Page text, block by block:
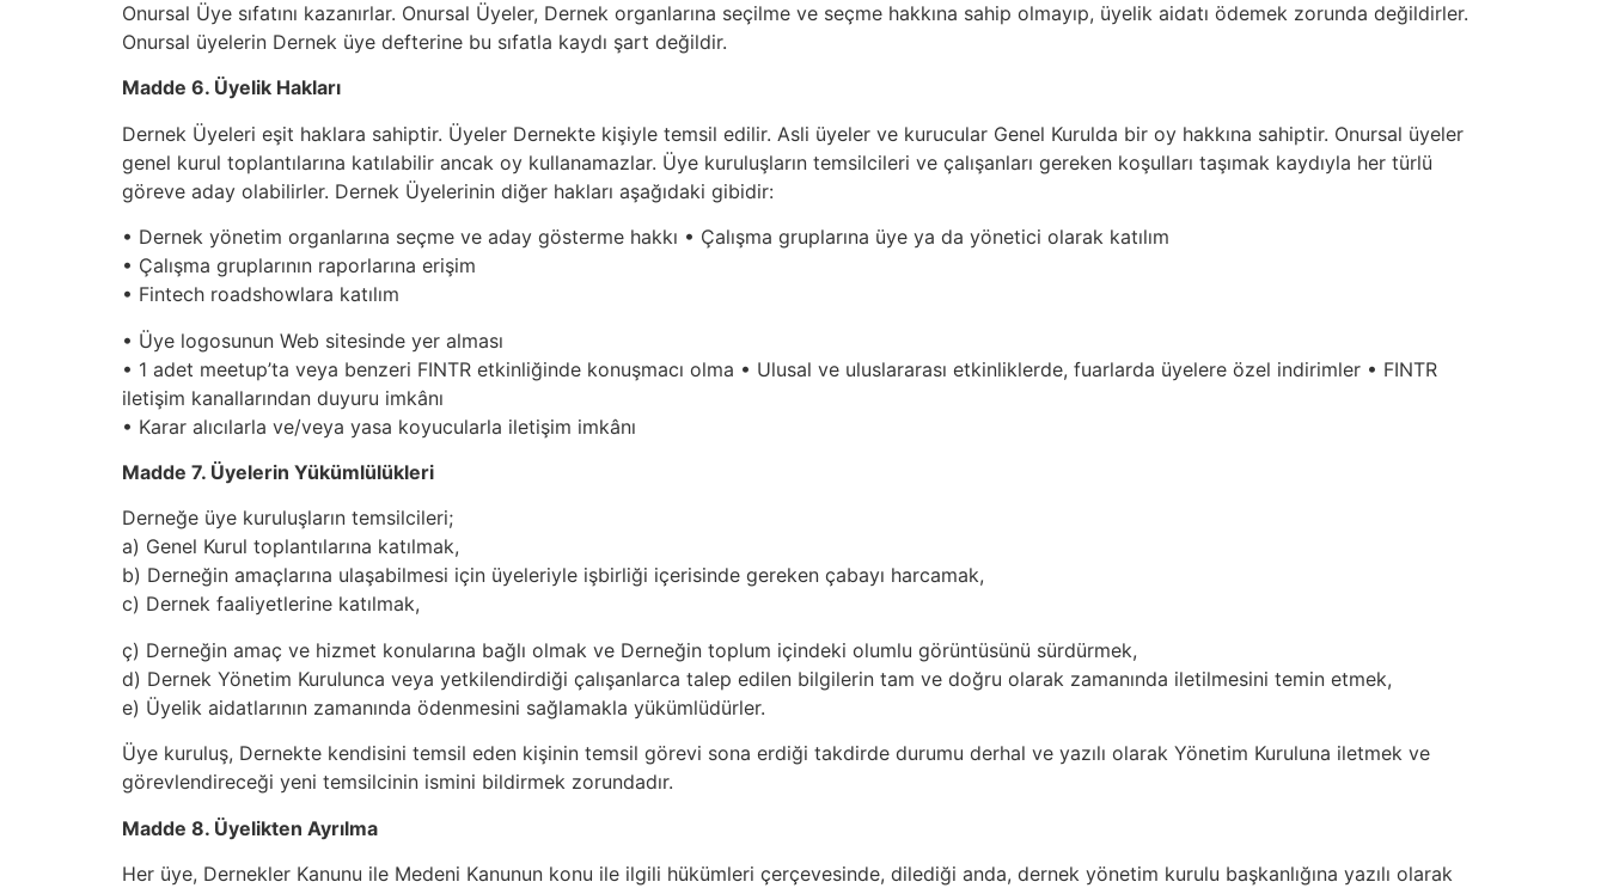
Onursal Üye sıfatını kazanırlar. Onursal Üyeler, Dernek organlarına seçilme ve seçme hakkına sahip olmayıp, üyelik aidatı ödemek zorunda değildirler.
Onursal üyelerin Dernek üye defterine bu sıfatla kaydı şart değildir.
Madde 6. Üyelik Hakları
Dernek Üyeleri eşit haklara sahiptir. Üyeler Dernekte kişiyle temsil edilir. Asli üyeler ve kurucular Genel Kurulda bir oy hakkına sahiptir. Onursal üyeler
genel kurul toplantılarına katılabilir ancak oy kullanamazlar. Üye kuruluşların temsilcileri ve çalışanları gereken koşulları taşımak kaydıyla her türlü
göreve aday olabilirler. Dernek Üyelerinin diğer hakları aşağıdaki gibidir:
• Dernek yönetim organlarına seçme ve aday gösterme hakkı • Çalışma gruplarına üye ya da yönetici olarak katılım
• Çalışma gruplarının raporlarına erişim
• Fintech roadshowlara katılım
• Üye logosunun Web sitesinde yer alması
• 1 adet meetup’ta veya benzeri FINTR etkinliğinde konuşmacı olma • Ulusal ve uluslararası etkinliklerde, fuarlarda üyelere özel indirimler • FINTR
iletişim kanallarından duyuru imkânı
• Karar alıcılarla ve/veya yasa koyucularla iletişim imkânı
Madde 7. Üyelerin Yükümlülükleri
Derneğe üye kuruluşların temsilcileri;
a) Genel Kurul toplantılarına katılmak,
b) Derneğin amaçlarına ulaşabilmesi için üyeleriyle işbirliği içerisinde gereken çabayı harcamak,
c) Dernek faaliyetlerine katılmak,
ç) Derneğin amaç ve hizmet konularına bağlı olmak ve Derneğin toplum içindeki olumlu görüntüsünü sürdürmek,
d) Dernek Yönetim Kurulunca veya yetkilendirdiği çalışanlarca talep edilen bilgilerin tam ve doğru olarak zamanında iletilmesini temin etmek,
e) Üyelik aidatlarının zamanında ödenmesini sağlamakla yükümlüdürler.
Üye kuruluş, Dernekte kendisini temsil eden kişinin temsil görevi sona erdiği takdirde durumu derhal ve yazılı olarak Yönetim Kuruluna iletmek ve
görevlendireceği yeni temsilcinin ismini bildirmek zorundadır.
Madde 8. Üyelikten Ayrılma
Her üye, Dernekler Kanunu ile Medeni Kanunun konu ile ilgili hükümleri çerçevesinde, dilediği anda, dernek yönetim kurulu başkanlığına yazılı olarak